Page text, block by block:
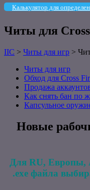
Калькулятор для
Читы для
IIC > Читы для игр >
Читы для игр
Обход для Cross
Продажа
Как снять бан по
Капсульное
Новые
Для RU, Европы,
.ехе файла